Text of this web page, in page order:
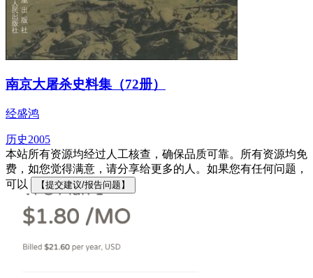
南京大屠杀史料集（72册）
经盛鸿
历史2005
本站所有资源均经过人工核查，确保品质可靠。所有资源均免
费，如您觉得满意，请分享给更多的人。如果您有任何问题，
可以
【提交建议/报告问题】